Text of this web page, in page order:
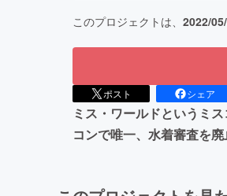
このプロジェクトは、 2022/
ポスト シェア
ミス・ワールドというミ
コンで唯一、水着審査を